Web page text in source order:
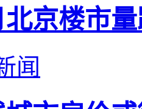
北京楼市
闻